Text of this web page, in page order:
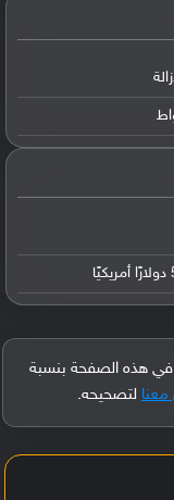
في هذه الصفحة بنسبة
لتصحيحه.